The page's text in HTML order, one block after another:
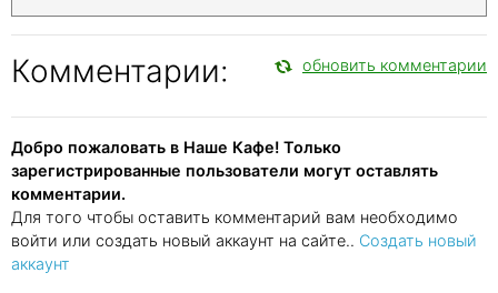
Комментарии: обновить комментарии
Добро пожаловать в Наше Кафе! Только
зарегистрированные пользователи могут оставлять
комментарии.
Для того чтобы оставить комментарий вам необходимо
войти или создать новый аккаунт на сайте.. Создать новый
аккаунт